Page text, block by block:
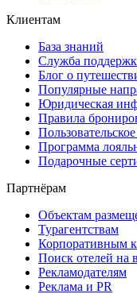
Клиентам
База знаний
Служба
Блог о
Популярные
Юридическая
Правила
Программа
Подарочные
Партнёрам
Объектам
Турагентствам
Корпоративным
Поиск отелей на
Рекламодателям
Реклама и PR